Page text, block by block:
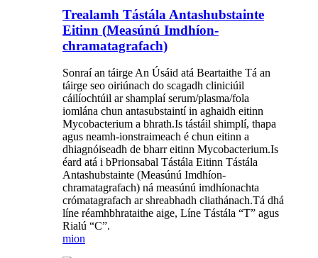
Trealamh Tástála Antashubstainte
Eitinn (Measúnú Imdhíon-
chramatagrafach)
Sonraí an táirge An Úsáid atá Beartaithe Tá an
táirge seo oiriúnach do scagadh cliniciúil
cáilíochtúil ar shamplaí serum/plasma/fola
iomlána chun antasubstaintí in aghaidh eitinn
Mycobacterium a bhrath.Is tástáil shimplí, thapa
agus neamh-ionstraimeach é chun eitinn a
dhiagnóiseadh de bharr eitinn Mycobacterium.Is
éard atá i bPrionsabal Tástála Eitinn Tástála
Antashubstainte (Measúnú Imdhíon-
chramatagrafach) ná measúnú imdhíonachta
crómatagrafach ar shreabhadh cliathánach.Tá dhá
líne réamhbhrataithe aige, Líne Tástála “T” agus
Rialú “C”.
mion